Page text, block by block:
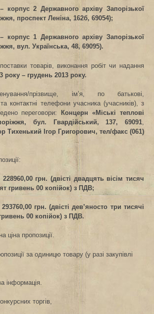
2 Державного архіву Запорізької
проспект Леніна, 162б, 69054);
1 Державного архіву Запорізької
вул. Українська, 48, 69095).
товарів, виконання робіт чи надання
року – грудень 2013 року.
прізвище, ім’я, по батькові,
контактні телефони учасника (учасників), з
переговори: Концерн «Міські теплові
бул. Гвардійський, 137, 69091
Тихенький Ігор Григорович, тел/факс (061)
грн. (двісті двадцять вісім тисяч
гривень 00 копійок) з ПДВ;
грн. (двісті дев’яносто три тисячі
00 копійок) з ПДВ.
ціна пропозиції.
за одиницю товару (у разі закупівлі
інформація.
торгів,